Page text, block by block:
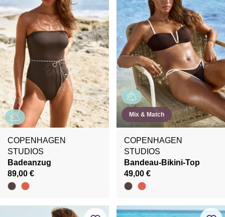
COPENHAGEN
STUDIOS
Badeanzug
89,00 €
Mix & Match
COPENHAGEN
STUDIOS
Bandeau-Bikini-Top
49,00 €